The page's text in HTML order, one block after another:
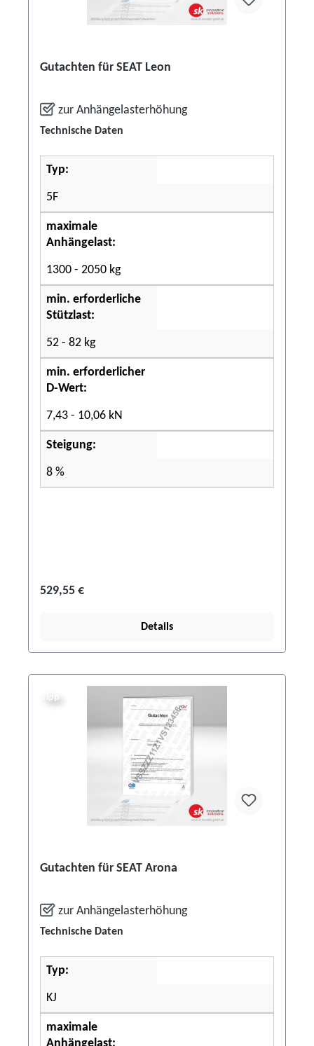
Gutachten für SEAT Leon
zur Anhängelasterhöhung
Technische Daten
Typ:
5F
maximale
Anhängelast:
1300 - 2050 kg
min. erforderliche
Stützlast:
52 - 82 kg
min. erforderlicher
D-Wert:
7,43 - 10,06 kN
Steigung:
8 %
529,55 €
Details
Tipp
Gutachten für SEAT Arona
zur Anhängelasterhöhung
Technische Daten
Typ:
KJ
maximale